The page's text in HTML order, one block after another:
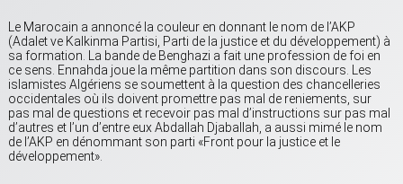
Le Marocain a annoncé la couleur en donnant le nom de l’AKP
(Adalet ve Kalkinma Partisi, Parti de la justice et du développement) à
sa formation. La bande de Benghazi a fait une profession de foi en
ce sens. Ennahda joue la même partition dans son discours. Les
islamistes Algériens se soumettent à la question des chancelleries
occidentales où ils doivent promettre pas mal de reniements, sur
pas mal de questions et recevoir pas mal d’instructions sur pas mal
d’autres et l’un d’entre eux Abdallah Djaballah, a aussi mimé le nom
de l’AKP en dénommant son parti «Front pour la justice et le
développement».